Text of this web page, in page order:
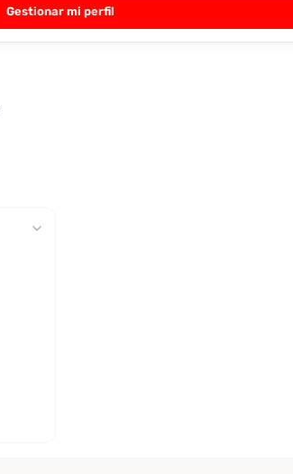
Gestionar mi perfil